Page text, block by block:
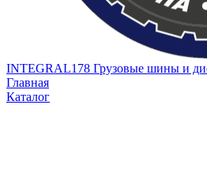
INTEGRAL178 Грузовые шины и
Главная
Каталог